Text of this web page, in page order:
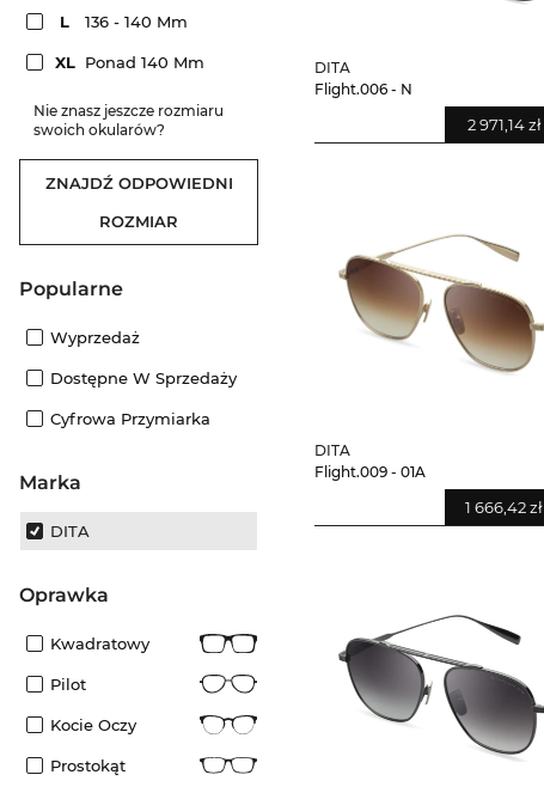
L 136 - 140 Mm
XL Ponad 140 Mm
Nie znasz jeszcze rozmiaru
swoich okularów?
ZNAJDŹ ODPOWIEDNI
ROZMIAR
Popularne
Wyprzedaż
Dostępne W Sprzedaży
Cyfrowa Przymiarka
Marka
DITA
oprawka
Kwadratowy
Pilot
Kocie Oczy
Prostokąt
DITA
Flight.006 - N
2 971,14 zł
DITA
Flight.009 - 01A
1 666,42 zł